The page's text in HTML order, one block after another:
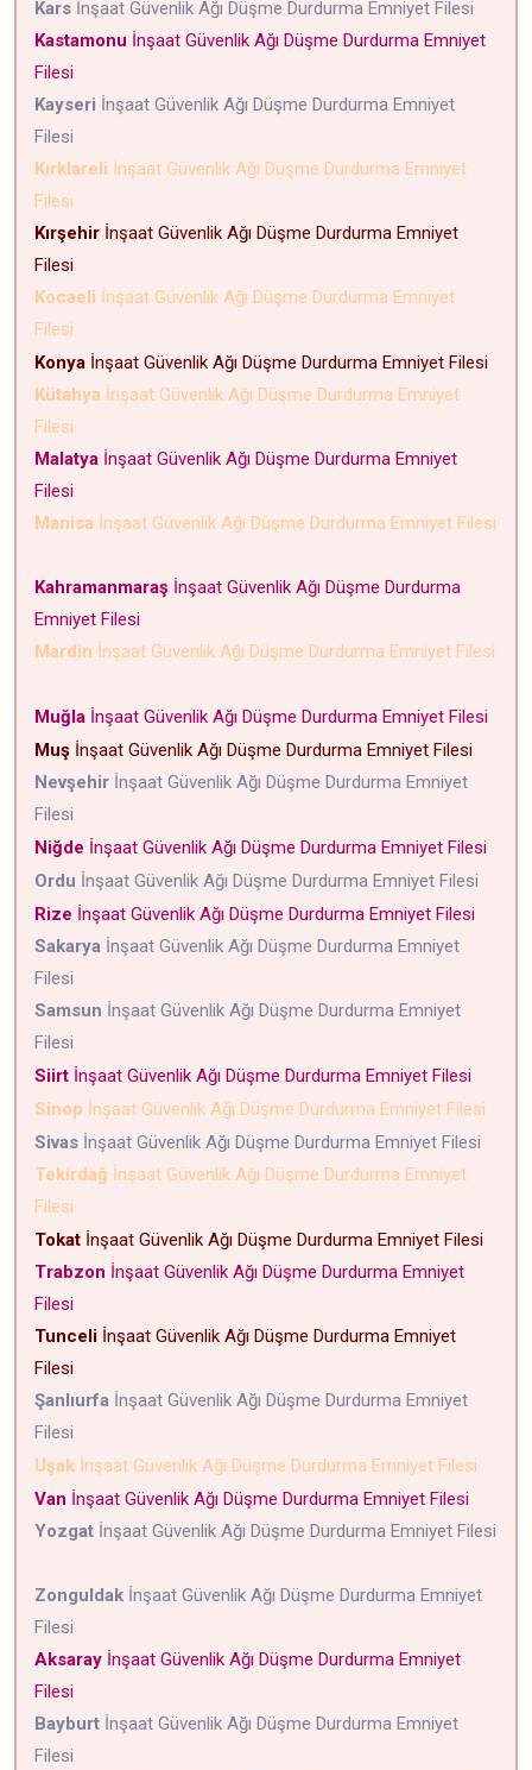
Kars İnşaat Güvenlik Ağı Düşme Durdurma Emniyet Filesi
Kastamonu İnşaat Güvenlik Ağı Düşme Durdurma Emniyet
Filesi
Kayseri İnşaat Güvenlik Ağı Düşme Durdurma Emniyet
Filesi
Kırklareli İnşaat Güvenlik Ağı Düşme Durdurma Emniyet
Filesi
Kırşehir İnşaat Güvenlik Ağı Düşme Durdurma Emniyet
Filesi
Kocaeli İnşaat Güvenlik Ağı Düşme Durdurma Emniyet
Filesi
Konya İnşaat Güvenlik Ağı Düşme Durdurma Emniyet Filesi
Kütahya İnşaat Güvenlik Ağı Düşme Durdurma Emniyet
Filesi
Malatya İnşaat Güvenlik Ağı Düşme Durdurma Emniyet
Filesi
Manisa İnşaat Güvenlik Ağı Düşme Durdurma Emniyet Filesi
Kahramanmaraş İnşaat Güvenlik Ağı Düşme Durdurma
Emniyet Filesi
Mardin İnşaat Güvenlik Ağı Düşme Durdurma Emniyet Filesi
Muğla İnşaat Güvenlik Ağı Düşme Durdurma Emniyet Filesi
Muş İnşaat Güvenlik Ağı Düşme Durdurma Emniyet Filesi
Nevşehir İnşaat Güvenlik Ağı Düşme Durdurma Emniyet
Filesi
Niğde İnşaat Güvenlik Ağı Düşme Durdurma Emniyet Filesi
Ordu İnşaat Güvenlik Ağı Düşme Durdurma Emniyet Filesi
Rize İnşaat Güvenlik Ağı Düşme Durdurma Emniyet Filesi
Sakarya İnşaat Güvenlik Ağı Düşme Durdurma Emniyet
Filesi
Samsun İnşaat Güvenlik Ağı Düşme Durdurma Emniyet
Filesi
Siirt İnşaat Güvenlik Ağı Düşme Durdurma Emniyet Filesi
Sinop İnşaat Güvenlik Ağı Düşme Durdurma Emniyet Filesi
Sivas İnşaat Güvenlik Ağı Düşme Durdurma Emniyet Filesi
Tekirdağ İnşaat Güvenlik Ağı Düşme Durdurma Emniyet
Filesi
Tokat İnşaat Güvenlik Ağı Düşme Durdurma Emniyet Filesi
Trabzon İnşaat Güvenlik Ağı Düşme Durdurma Emniyet
Filesi
Tunceli İnşaat Güvenlik Ağı Düşme Durdurma Emniyet
Filesi
Şanlıurfa İnşaat Güvenlik Ağı Düşme Durdurma Emniyet
Filesi
Uşak İnşaat Güvenlik Ağı Düşme Durdurma Emniyet Filesi
Van İnşaat Güvenlik Ağı Düşme Durdurma Emniyet Filesi
Yozgat İnşaat Güvenlik Ağı Düşme Durdurma Emniyet Filesi
Zonguldak İnşaat Güvenlik Ağı Düşme Durdurma Emniyet
Filesi
Aksaray İnşaat Güvenlik Ağı Düşme Durdurma Emniyet
Filesi
Bayburt İnşaat Güvenlik Ağı Düşme Durdurma Emniyet
Filesi